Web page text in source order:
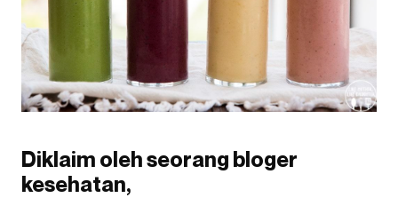
Diklaim oleh seorang bloger
kesehatan,